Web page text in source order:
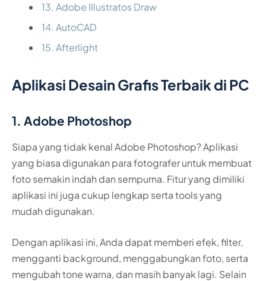
13. Adobe Illustratos Draw
14. AutoCAD
15. Afterlight
Aplikasi Desain Grafis Terbaik di PC
1. Adobe Photoshop
Siapa yang tidak kenal Adobe Photoshop? Aplikasi
yang biasa digunakan para fotografer untuk membuat
foto semakin indah dan sempurna. Fitur yang dimiliki
aplikasi ini juga cukup lengkap serta tools yang
mudah digunakan.
Dengan aplikasi ini, Anda dapat memberi efek, filter,
mengganti background, menggabungkan foto, serta
mengubah tone warna, dan masih banyak lagi. Selain